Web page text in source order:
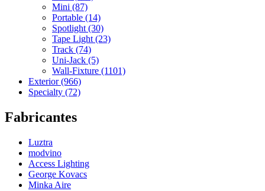
Mini (87)
Portable (14)
Spotlight (30)
Tape Light (23)
Track (74)
Uni-Jack (5)
Wall-Fixture (1101)
Exterior (966)
Specialty (72)
Fabricantes
Luztra
modvino
Access Lighting
George Kovacs
Minka Aire